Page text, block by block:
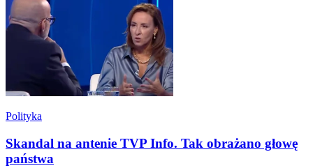
Polityka
Skandal na antenie TVP Info. Tak obrażano głowę
państwa